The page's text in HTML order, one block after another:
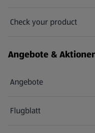
Check your product
(öffnet in einem neuen
Angebote &
Angebote
Flugblatt